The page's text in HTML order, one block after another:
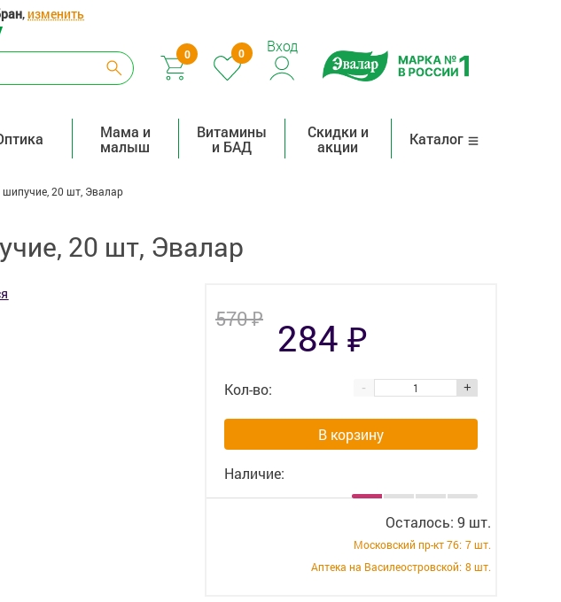
,изменить
0 0 Вход
Мама и
малыш
Витамины
и БАД
Скидки и
акции
Каталог
20 шт, Эвалар
20 шт, Эвалар
570₽ 284 ₽
Кол-во: - +
В корзину
Наличие:
Осталось: 9 шт.
Московский пр-кт 76: 7 шт.
Аптека на Василеостровской: 8 шт.